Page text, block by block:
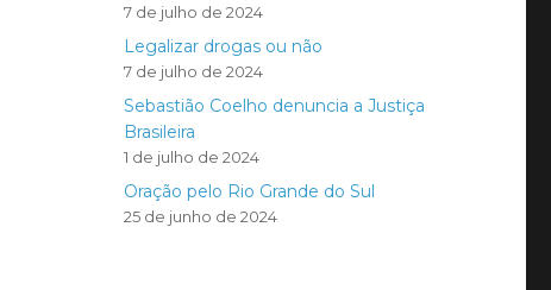
7 de julho de 2024
Legalizar drogas ou não
7 de julho de 2024
Sebastião Coelho denuncia a Justiça
Brasileira
1 de julho de 2024
Oração pelo Rio Grande do Sul
25 de junho de 2024